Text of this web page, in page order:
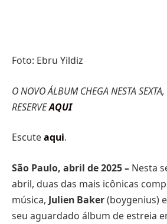
Foto: Ebru Yildiz
O NOVO ÁLBUM CHEGA NESTA
RESERVEAQUI
Escuteaqui.
São Paulo, abril de 2025 – Nesta
abril, duas das mais icônicas
música, Julien Baker(boygenius) e
seu aguardado álbum de estreia